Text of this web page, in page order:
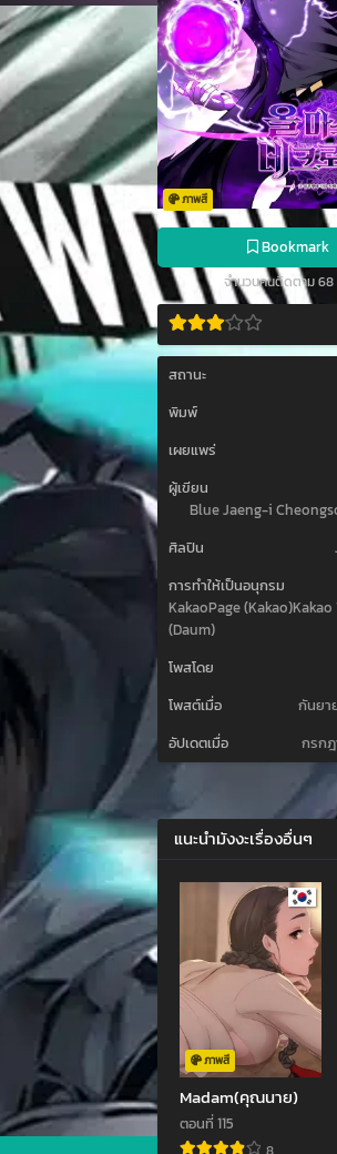
ภาพสี
Bookmark
จำนวนคนติดตาม 68
สถานะ
พิมพ์
เผยแพร่
ผู้เขียน
Blue Jaeng-i
ศิลปิน
การทำให้เป็นอนุกรม
KakaoPage
(Daum)
โพสโดย
โพสต์เมื่อ
กันยา
อัปเดตเมื่อ
กรกฎ
แนะนำมังงะเรื่องอื่นๆ
ภาพสี
Madam(คุณนาย)
ตอนที่ 115